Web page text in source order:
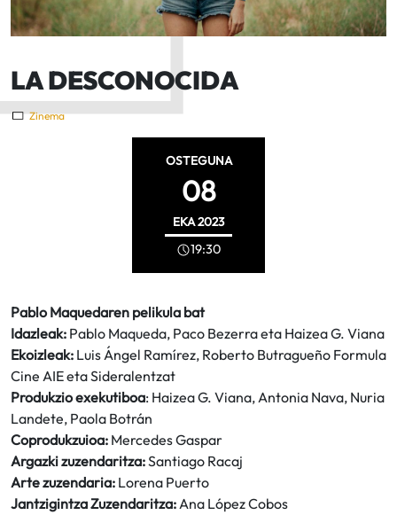
LA DESCONOCIDA
Zinema
OSTEGUNA
08
EKA2023
19:30
Pablo Maquedaren pelikula bat
Idazleak: Pablo Maqueda, Paco Bezerra eta Haizea G. Viana
Ekoizleak: Luis Ángel Ramírez, Roberto Butragueño Formula
Cine AIE eta Sideralentzat
Produkzio exekutiboa: Haizea G. Viana, Antonia Nava, Nuria
Landete, Paola Botrán
Coprodukzuioa: Mercedes Gaspar
Argazki zuzendaritza:Santiago Racaj
Arte zuzendaria: Lorena Puerto
Jantzigintza Zuzendaritza:Ana López Cobos